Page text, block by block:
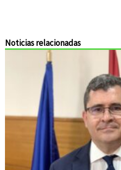
Noticias relacionadas